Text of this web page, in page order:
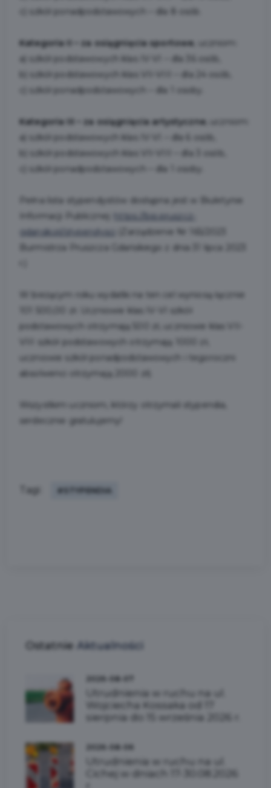
c) szkół ponadpodstawowych – dla 8 osób.
Kategoria II – za osiągnięcia sportowe
a) szkół podstawowych klas IV-VI – dla 36 osób,
b) szkół podstawowych klas VII-VIII – dla 24 osób,
c) szkół ponadpodstawowych – dla 1 osoby.
Kategoria III – za osiągnięcia artystyczne, uczniom:
a) szkół podstawowych klas IV-VI – dla 6 osób,
b) szkół podstawowych klas VII-VIII – dla 3 osób,
c) szkół ponadpodstawowych – dla 1 osoby.
Pełna lista stypendystów dostępna jest w Biuletynie
Informacji Publicznej:
https://bip.pruszcz-
gdanski.pl/stypendysci
(Zarządzenie Nr 165/2023
Burmistrza Pruszcza Gdańskiego z dnia 31 lipca 2023
W bieżącym roku wydatki na ten cel wyniosą łącznie
101 500,00 zł. Uczniowie klas IV-VI szkół
podstawowych otrzymają 500 zł, uczniowie klas VII-
VIII szkół podstawowych otrzymają 1000 zł,
uczniowie szkół ponadpodstawowych i tegoroczni
absolwenci otrzymają 2000 zł).
Wszystkim uczniom, którzy otrzymali stypendia,
serdecznie gratulujemy!
Tagi: #STYPENDIA
Ostatnie Aktualności
2026-08-07
Utrudnienia w ruchu na ul.
Wojciecha Kossaka od 17
sierpnia do 15 września 2026 r.
2026-08-06
Utrudnienia w ruchu na ul.
Cichej w dniach 17-30.08.2026